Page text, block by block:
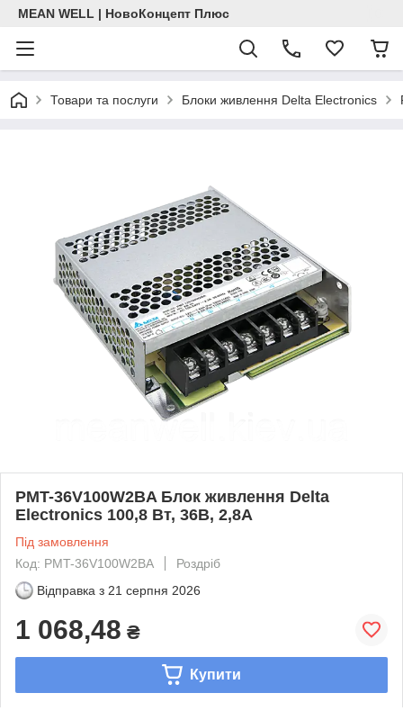
MEAN WELL | НовоКонцепт Плюс
Товари та послуги Блоки живлення Delta Electronics
PMT-36V100W2BA Блок живлення Delta
Electronics 100,8 Вт, 36В, 2,8A
Під замовлення
Код: PMT-36V100W2BA
Роздріб
Відправка з 21 серпня 2026
1 068,48 ₴
Купити